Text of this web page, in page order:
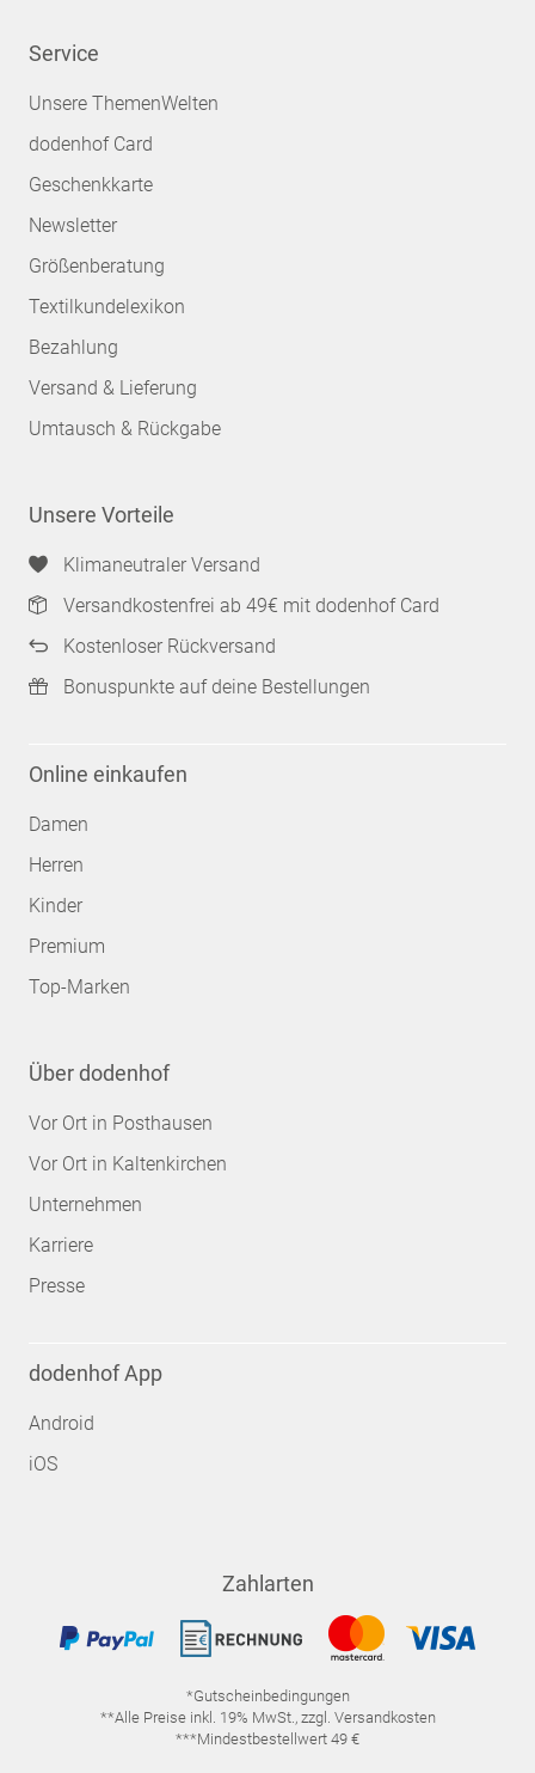
Service
Unsere ThemenWelten
dodenhof Card
Geschenkkarte
Newsletter
Größenberatung
Textilkundelexikon
Bezahlung
Versand & Lieferung
Umtausch & Rückgabe
Unsere Vorteile
Klimaneutraler Versand
Versandkostenfrei ab 49€ mit dodenhof Card
Kostenloser Rückversand
Bonuspunkte auf deine Bestellungen
Online einkaufen
Damen
Herren
Kinder
Premium
Top-Marken
Über dodenhof
Vor Ort in Posthausen
Vor Ort in Kaltenkirchen
Unternehmen
Karriere
Presse
dodenhof App
Android
iOS
Zahlarten
*Gutscheinbedingungen
**Alle Preise inkl. 19% MwSt., zzgl. Versandkosten
***Mindestbestellwert 49 €